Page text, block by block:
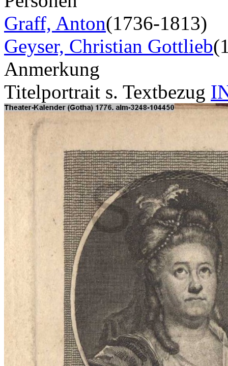
Graff, Anton(1736-1813)
Geyser, Christian Gottlieb
Anmerkung
Titelportrait s. Textbezug